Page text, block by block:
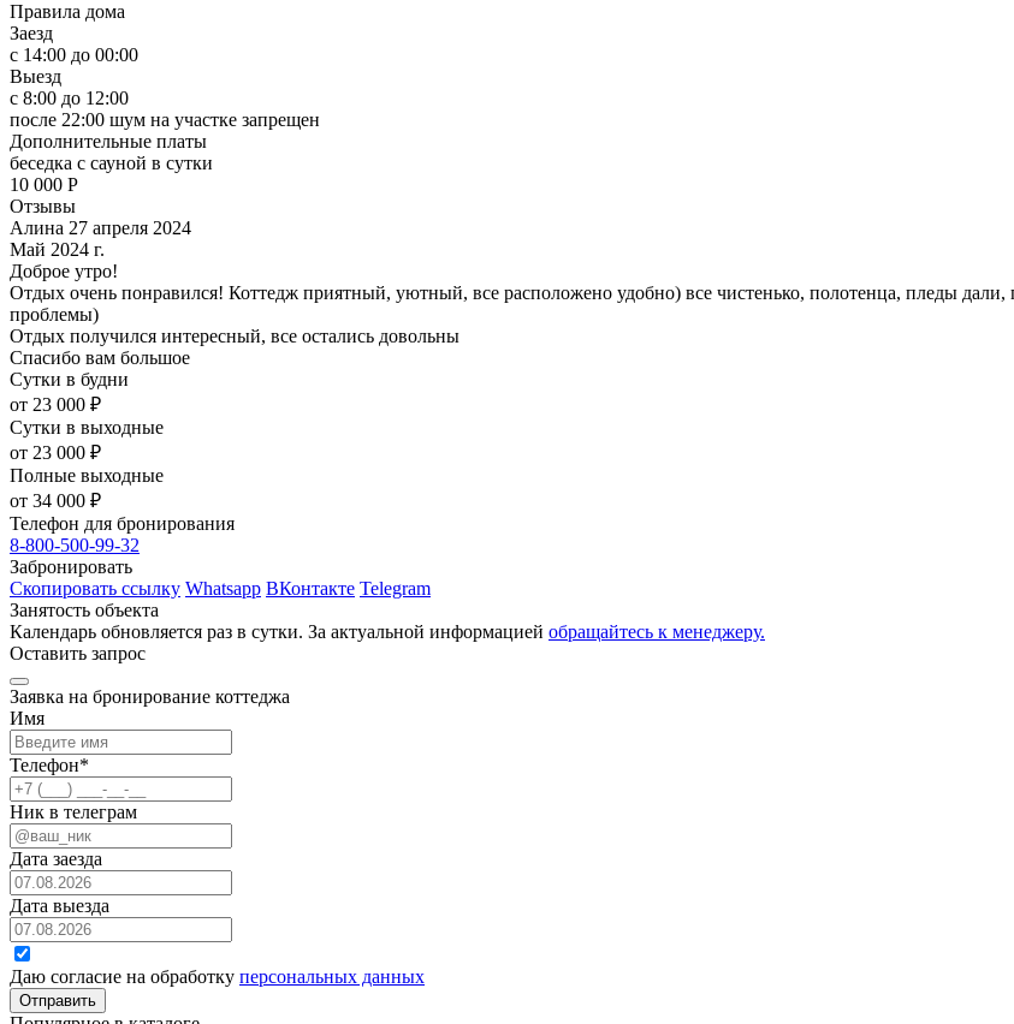
Правила дома
Заезд
с 14:00 до 00:00
Выезд
с 8:00 до 12:00
после 22:00 шум на участке запрещен
Дополнительные платы
беседка с сауной в сутки
10 000 Р
Отзывы
Алина 27 апреля 2024
Май 2024 г.
Доброе утро!
Отдых очень понравился! Коттедж приятный, уютный, все расположено удобно) все чистенько, полотенца, пледы дали,
проблемы)
Отдых получился интересный, все остались довольны
Спасибо вам большое
Сутки в будни
от 23 000 ₽
Сутки в выходные
от 23 000 ₽
Полные выходные
от 34 000 ₽
Телефон для бронирования
8-800-500-99-32
Забронировать
Скопировать ссылку Whatsapp ВКонтакте Telegram
Занятость объекта
Календарь обновляется раз в сутки. За актуальной информацией обращайтесь к менеджеру.
Оставить запрос
Заявка на бронирование коттеджа
Имя
Телефон*
Ник в телеграм
Дата заезда
Дата выезда
Даю согласие на обработку персональных данных
Отправить